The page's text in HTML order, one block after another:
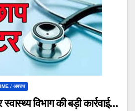
/ अपराध
विभाग की बड़ी कार्रवाई…